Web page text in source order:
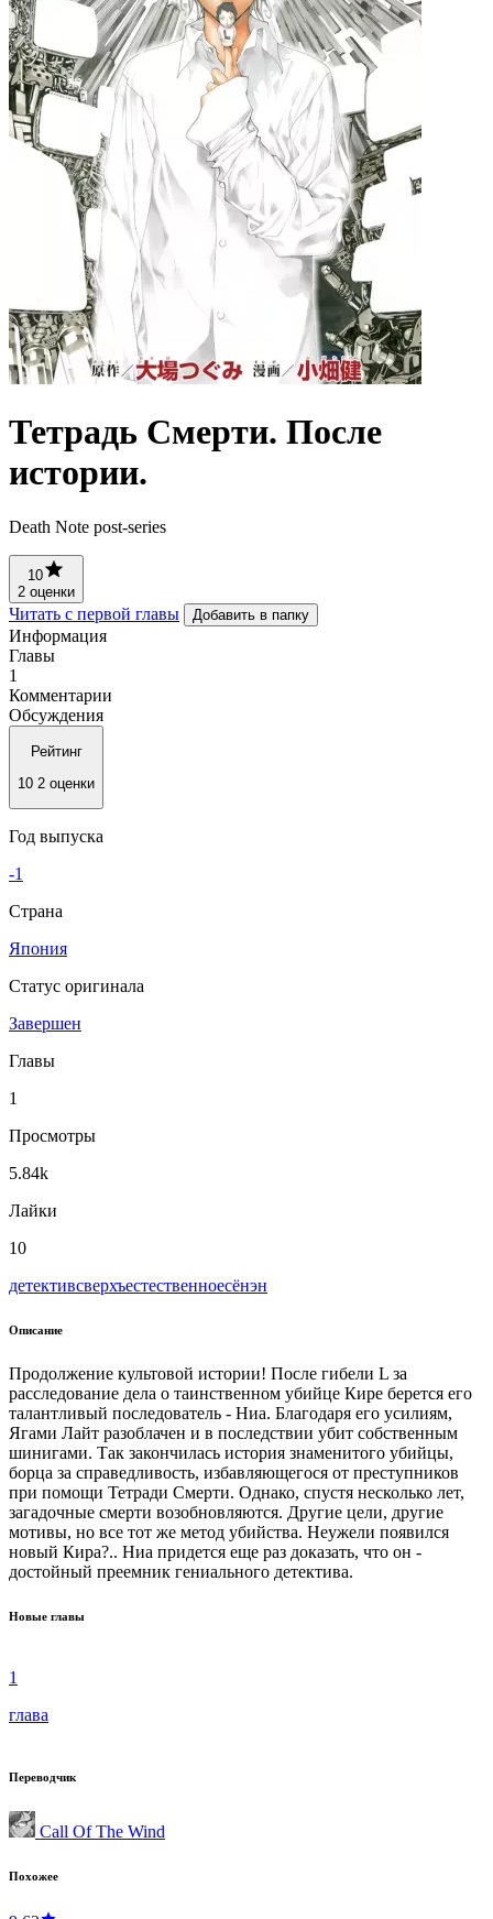
Тетрадь Смерти. После
истории.
Death Note post-series
10
2 оценки
Читать с первой главы Добавить в папку
Информация
Главы
1
Комментарии
Обсуждения
Рейтинг
10 2 оценки
Год выпуска
-1
Страна
Япония
Статус оригинала
Завершен
Главы
1
Просмотры
5.84k
Лайки
10
детективсверхъестественноесёнэн
Описание
Продолжение культовой истории! После гибели L за
расследование дела о таинственном убийце Кире берется его
талантливый последователь - Ниа. Благодаря его усилиям,
Ягами Лайт разоблачен и в последствии убит собственным
шинигами. Так закончилась история знаменитого убийцы,
борца за справедливость, избавляющегося от преступников
при помощи Тетради Смерти. Однако, спустя несколько лет,
загадочные смерти возобновляются. Другие цели, другие
мотивы, но все тот же метод убийства. Неужели появился
новый Кира?.. Ниа придется еще раз доказать, что он -
достойный преемник гениального детектива.
Новые главы
1
глава
Переводчик
Call Of The Wind
Похожее